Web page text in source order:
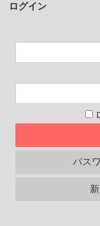
ログイン
パス